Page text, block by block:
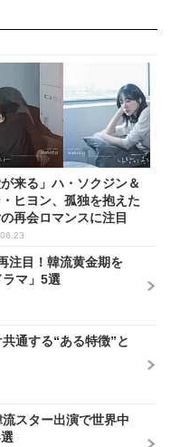
が来る」ハ・ソクジン＆
ヒヨン、孤独を抱えた
再会ロマンスに注目
注目！韓流黄金期を
マ」5選
通する“ある特徴”と
スター出演で世界中